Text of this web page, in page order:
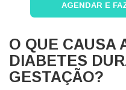
AGENDAR E
O QUE CAUSA
DIABETES
GESTAÇÃO?